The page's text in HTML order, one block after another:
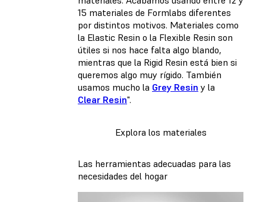
15 materiales de Formlabs diferentes
por distintos motivos. Materiales como
la Elastic Resin o la Flexible Resin son
útiles si nos hace falta algo blando,
mientras que la Rigid Resin está bien si
queremos algo muy rígido. También
usamos mucho la Grey Resin y la
Clear Resin".
Explora los materiales
Las herramientas adecuadas para las
necesidades del hogar